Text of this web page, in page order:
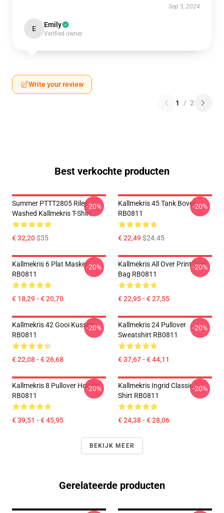
Sep 5, 2024
E Emily
Verified owner
Write your review
1 / 2
Best verkochte producten
Summer PTTT2805 Riley
Washed Kallmekris T-Shirt
€ 32,20$35
-20%
Kallmekris 45 Tank Boven
RB0811
€ 22,49$24.45
-20%
Kallmekris 6 Plat Masker
RB0811
€ 18,29 - € 20,70
-20%
Kallmekris All Over Print Tote
Bag RB0811
€ 22,95 - € 27,55
-20%
Kallmekris 42 Gooi Kussen
RB0811
€ 22,08 - € 26,68
-20%
Kallmekris 24 Pullover
Sweatshirt RB0811
€ 37,67 - € 44,11
-20%
Kallmekris 8 Pullover Hoodie
RB0811
€ 39,51 - € 45,95
-20%
Kallmekris Ingrid Classic T-
Shirt RB0811
€ 24,38 - € 28,06
-20%
BEKIJK MEER
Gerelateerde producten